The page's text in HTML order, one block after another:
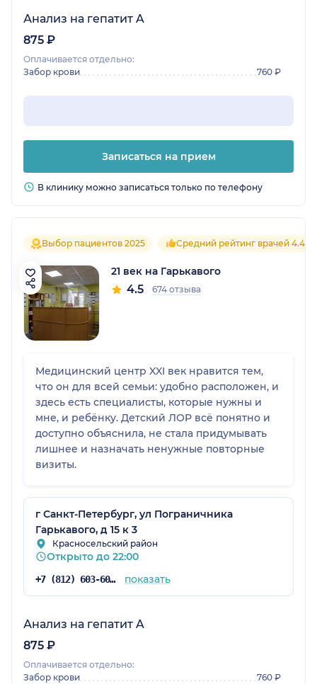
Анализ на гепатит A
875 ₽
Оплачивается отдельно:
Забор крови
760 ₽
Записаться на прием
В клинику можно записаться только по телефону
Выбор пациентов 2025 Средний рейтинг врачей 4.4
21 век на Гарькавого
4.5 674 отзыва
Медицинский центр XXI век нравится тем,
что он для всей семьи: удобно расположен, и
здесь есть специалисты, которые нужны и
мне, и ребёнку. Детский ЛОР всё понятно и
доступно объяснила, не стала придумывать
лишнее и назначать ненужные повторные
визиты.
г Санкт-Петербург, ул Пограничника
Гарькавого, д 15 к 3
Красносельский район
Открыто до 22:00
+7 (812) 603-60-42 показать
Анализ на гепатит A
875 ₽
Оплачивается отдельно:
Забор крови
760 ₽